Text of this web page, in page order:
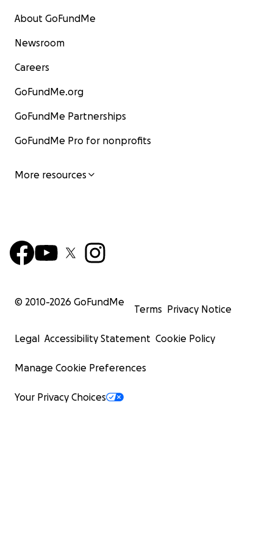
About GoFundMe
Newsroom
Careers
GoFundMe.org
GoFundMe Partnerships
GoFundMe Pro for nonprofits
More resources
© 2010-2026 GoFundMe
Terms Privacy Notice
Legal Accessibility Statement Cookie Policy
Manage Cookie Preferences
Your Privacy Choices